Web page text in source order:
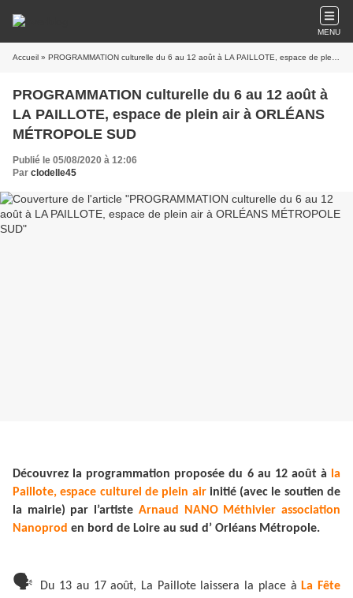
MENU
Accueil » PROGRAMMATION culturelle du 6 au 12 août à LA PAILLOTE, espace de plein air à ORLÉANS MÉTROPOLE SUD
PROGRAMMATION culturelle du 6 au 12 août à
LA PAILLOTE, espace de plein air à ORLÉANS
MÉTROPOLE SUD
Publié le 05/08/2020 à 12:06
Par clodelle45
Découvrez la programmation proposée du 6 au 12 août à
la
Paillote, espace culturel de plein air initié (avec le soutien de
la mairie) par l’artiste Arnaud NANO Méthivier association
Nanoprod en bord de Loire au sud d’ Orléans Métropole.
🗣 Du 13 au 17 août, La Paillote laissera la place à La Fête